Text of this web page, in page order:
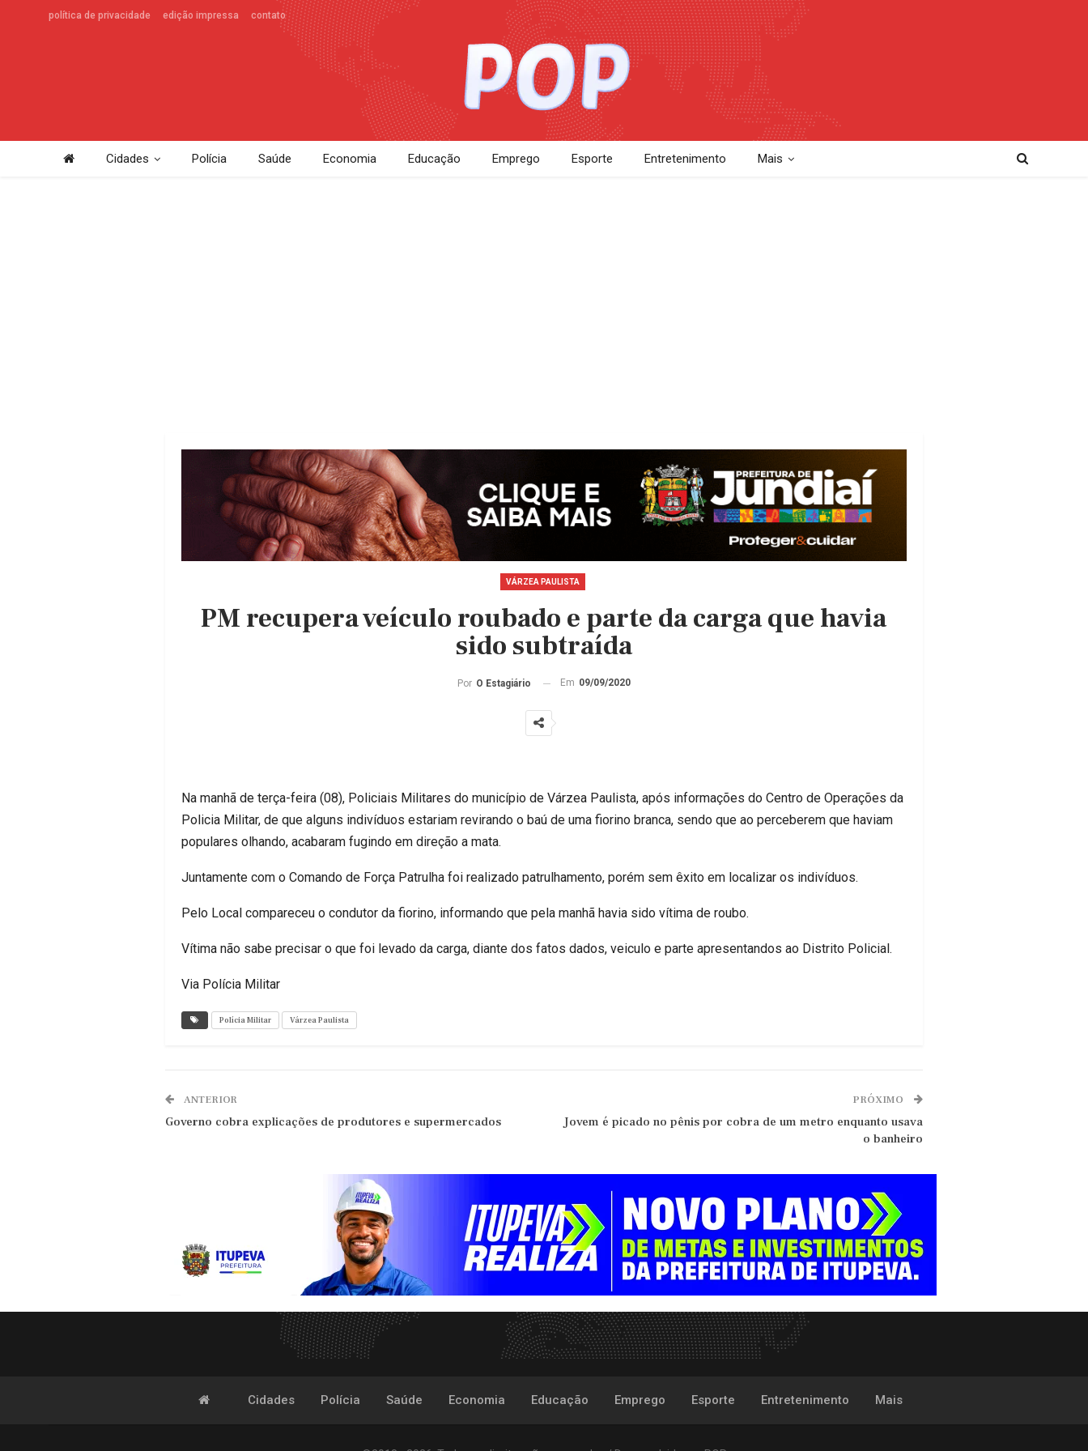
política de privacidade edição impressa contato
Cidades Polícia Saúde Economia Educação Emprego Esporte Entretenimento Mais
VÁRZEA PAULISTA
PM recupera veículo roubado e parte da carga que havia
sido subtraída
Por O Estagiário Em 09/09/2020
Na manhã de terça-feira (08), Policiais Militares do município de Várzea Paulista, após informações do Centro de Operações da
Policia Militar, de que alguns indivíduos estariam revirando o baú de uma fiorino branca, sendo que ao perceberem que haviam
populares olhando, acabaram fugindo em direção a mata.
Juntamente com o Comando de Força Patrulha foi realizado patrulhamento, porém sem êxito em localizar os indivíduos.
Pelo Local compareceu o condutor da fiorino, informando que pela manhã havia sido vítima de roubo.
Vítima não sabe precisar o que foi levado da carga, diante dos fatos dados, veiculo e parte apresentandos ao Distrito Policial.
Via Polícia Militar
Polícia Militar Várzea Paulista
ANTERIOR
Governo cobra explicações de produtores e supermercados
PRÓXIMO
Jovem é picado no pênis por cobra de um metro enquanto usava
o banheiro
Cidades Polícia Saúde Economia Educação Emprego Esporte Entretenimento Mais